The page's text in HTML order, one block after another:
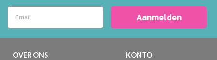
Aanmelden
OVER ONS KONTO